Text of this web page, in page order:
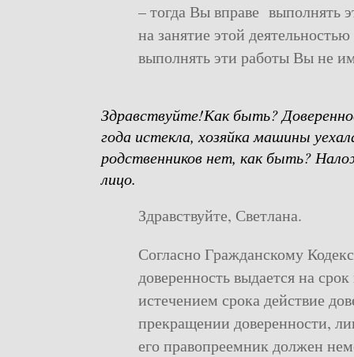
– тогда Вы вправе выполнять
на занятие этой
выполнять эти работы Вы не
Здравствуйте!Как быть?
года истекла, хозяйка машины
родственников нет, как быть?
лицо.
Здравствуйте, Светлана.
Согласно Гражданскому
доверенность выдается на
истечением срока действие
прекращении доверенности,
его правопреемник должен